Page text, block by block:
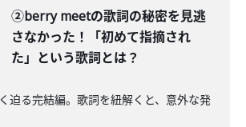
②berry meetの歌詞の秘密を見逃
さなかった！「初めて指摘され
た」という歌詞とは？
迫る完結編。歌詞を紐解くと、意外な発